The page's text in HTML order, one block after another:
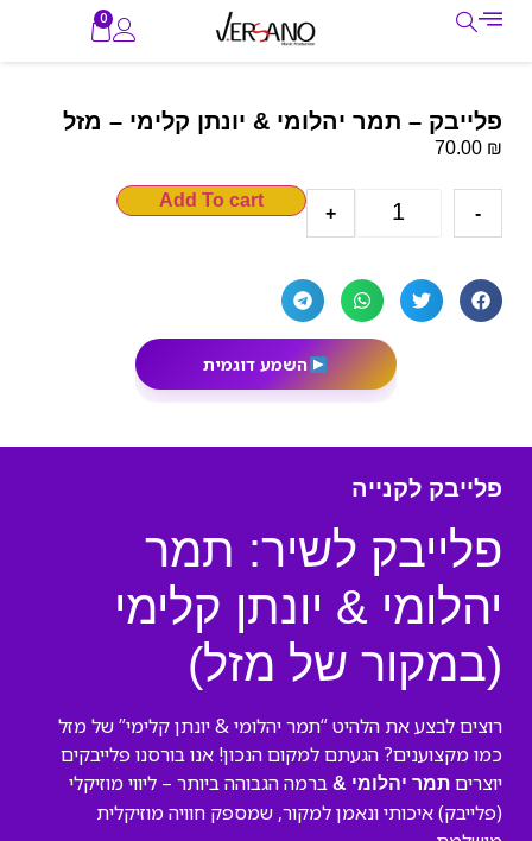
0
פלייבק – תמר יהלומי & יונתן קלימי – מזל
70.00 ₪
-
+
Add To cart
השמע דוגמית
פלייבק לקנייה
פלייבק לשיר: תמר
יהלומי & יונתן קלימי
(במקור של מזל)
רוצים לבצע את הלהיט “תמר יהלומי & יונתן קלימי” של מזל
כמו מקצוענים? הגעתם למקום הנכון! אנו בורסנו פלייבקים
יוצרים תמר יהלומי & ברמה הגבוהה ביותר – ליווי מוזיקלי
(פלייבק) איכותי ונאמן למקור, שמספק חוויה מוזיקלית